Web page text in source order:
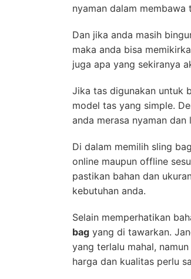
nyaman dalam membawa
Dan jika anda masih
maka anda bisa
juga apa yang sekiranya
Jika tas digunakan untuk
model tas yang simple.
anda merasa nyaman
Di dalam memilih sling
online maupun offline
pastikan bahan dan
kebutuhan anda.
Selain memperhatikan
bag yang di tawarkan.
yang terlalu mahal,
harga dan kualitas perlu